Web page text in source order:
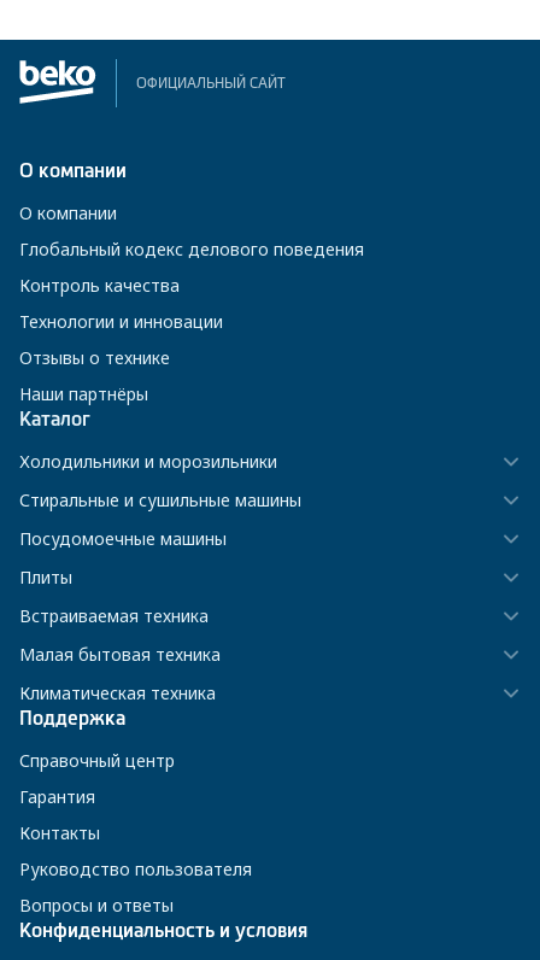
ОФИЦИАЛЬНЫЙ САЙТ
О компании
О компании
Глобальный кодекс делового поведения
Контроль качества
Технологии и инновации
Отзывы о технике
Наши партнёры
Каталог
Холодильники и морозильники
Стиральные и сушильные машины
Посудомоечные машины
Плиты
Встраиваемая техника
Малая бытовая техника
Климатическая техника
Поддержка
Справочный центр
Гарантия
Контакты
Руководство пользователя
Вопросы и ответы
Конфиденциальность и условия